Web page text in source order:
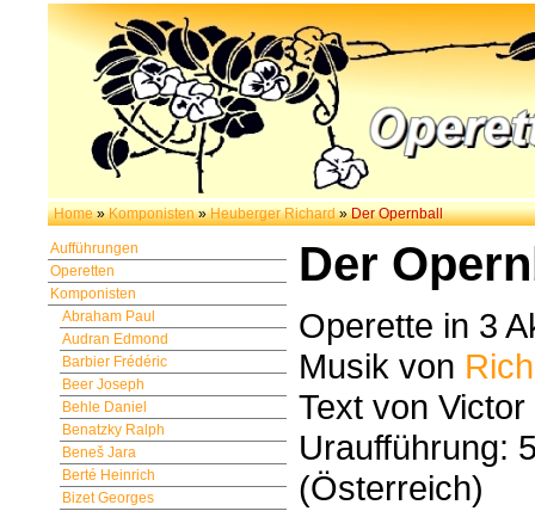
Home »Komponisten »Heuberger Richard »Der Opernball
Aufführungen
Operetten
Komponisten
Abraham Paul
Audran Edmond
Barbier Frédéric
Beer Joseph
Behle Daniel
Benatzky Ralph
Beneš Jara
Berté Heinrich
Bizet Georges
Der
Operette in 3
Musik von
Text von
Uraufführung:
(Österreich)